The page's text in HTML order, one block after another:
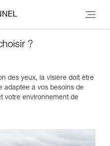
?
des yeux, la visière doit être
adaptée à vos besoins de
votre environnement de